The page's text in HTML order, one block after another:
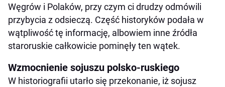
Węgrów i Polaków, przy czym ci drudzy odmówili
przybycia z odsieczą. Część historyków podała w
wątpliwość tę informację, albowiem inne źródła
staroruskie całkowicie pominęły ten wątek.
Wzmocnienie sojuszu polsko-ruskiego
W historiografii utarło się przekonanie, iż sojusz